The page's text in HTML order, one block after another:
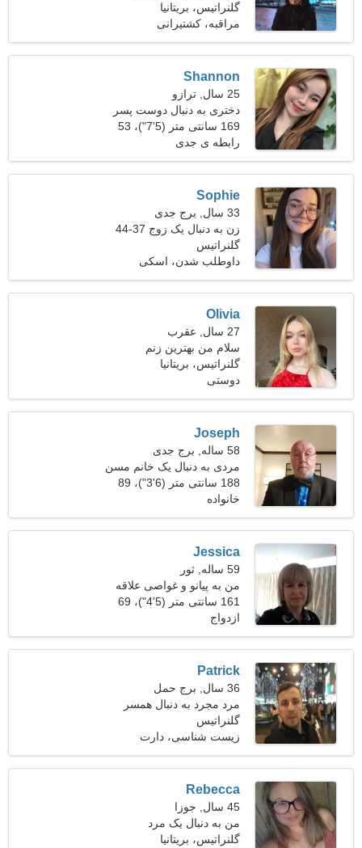
ملاقات کند 23-29
گلنراتیس، بریتانیا
مراقبه، کشتیرانی
Shannon
25 سال, ترازو
دختری به دنبال دوست پسر
169 سانتی متر (5'7")، 53
کیلوگرم (116 پوند)
رابطه ی جدی
Sophie
33 سال, برج جدی
زن به دنبال یک زوج 37-44
گلنراتیس
داوطلب شدن، اسکی
Olivia
27 سال, عقرب
سلام من بهترین زنم
گلنراتیس، بریتانیا
دوستی
Joseph
58 ساله, برج جدی
مردی به دنبال یک خانم مسن
188 سانتی متر (6'3")، 89
کیلوگرم (196 پوند)
خانواده
Jessica
59 ساله, ثور
من به پیانو و غواصی علاقه
دارم
161 سانتی متر (5'4")، 69
کیلوگرم (152 پوند)
ازدواج
Patrick
36 سال, برج حمل
مرد مجرد به دنبال همسر
گلنراتیس
زیست شناسی، دارت
Rebecca
45 سال, جوزا
من به دنبال یک مرد
دوستیابی فوق العاده هستم
گلنراتیس، بریتانیا